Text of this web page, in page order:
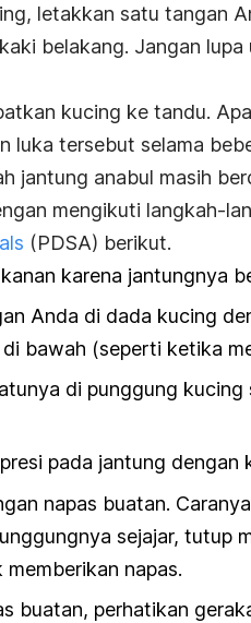
letakkan satu tangan
belakang. Jangan
kucing ke tandu.
luka tersebut selama
jantung anabul masih
mengikuti langkah-
(PDSA) berikut.
karena jantungnya
Anda di dada kucing
bawah (seperti ketika
di punggung
pada jantung dengan
napas buatan.
sejajar, tutup
napas.
buatan, perhatikan